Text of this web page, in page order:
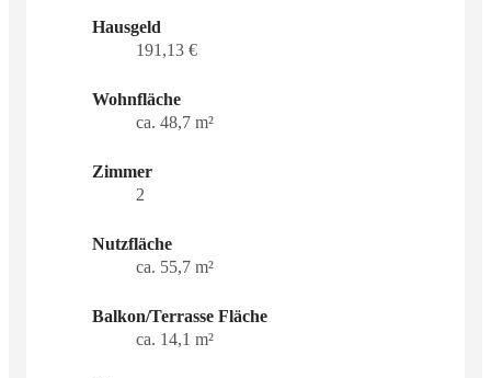
Hausgeld
191,13 €
Wohnfläche
ca. 48,7 m²
Zimmer
2
Nutzfläche
ca. 55,7 m²
Balkon/Terrasse Fläche
ca. 14,1 m²